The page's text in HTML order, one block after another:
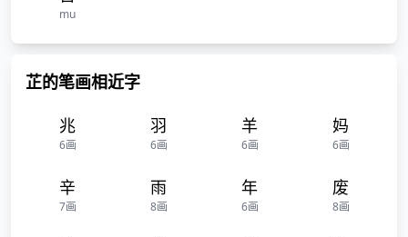
mu
芷的笔画相近字
兆
6画
羽
6画
羊
6画
妈
6画
辛
7画
雨
8画
年
6画
废
8画